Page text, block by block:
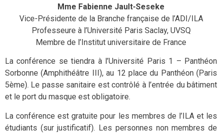
Mme Fabienne Jault-Seseke
Vice-Présidente de la Branche française de l’ADI/ILA
Professeure à l’Université Paris Saclay, UVSQ
Membre de l’Institut universitaire de France
La conférence se tiendra à l’Université Paris 1 – Panthéon
Sorbonne (Amphithéâtre III), au 12 place du Panthéon (Paris
5ème). Le passe sanitaire est contrôlé à l’entrée du bâtiment
et le port du masque est obligatoire.
La conférence est gratuite pour les membres de l’ILA et les
étudiants (sur justificatif). Les personnes non membres de